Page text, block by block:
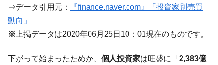
国の過剰生産が世界を蝕む。
『Money1』
種は全般的「不調」⇒ PSIが示す現況は決して良くない。
ン』1人当たり賠償10万ウォンを認定 ⇒ 総額3兆7,000億
⇒データ引用元：
『finance.naver.com』「投資家別売買
動向」
※上掲データは2020年06月25日10：01現在のものです。
下がって始まったためか、 個人投資家は旺盛に「 2,383億